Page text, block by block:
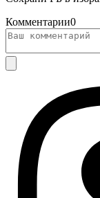
Комментарии0